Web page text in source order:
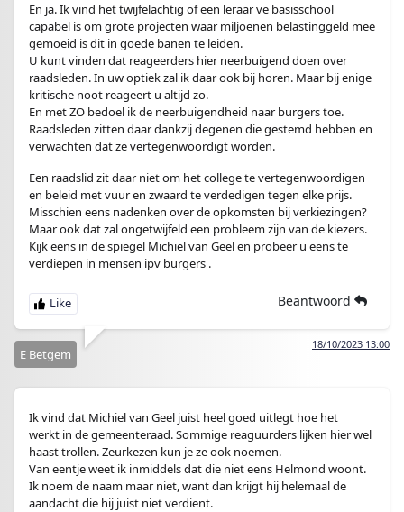
En ja. Ik vind het twijfelachtig of een leraar ve basisschool
capabel is om grote projecten waar miljoenen belastinggeld mee
gemoeid is dit in goede banen te leiden.
U kunt vinden dat reageerders hier neerbuigend doen over
raadsleden. In uw optiek zal ik daar ook bij horen. Maar bij enige
kritische noot reageert u altijd zo.
En met ZO bedoel ik de neerbuigendheid naar burgers toe.
Raadsleden zitten daar dankzij degenen die gestemd hebben en
verwachten dat ze vertegenwoordigt worden.
Een raadslid zit daar niet om het college te vertegenwoordigen
en beleid met vuur en zwaard te verdedigen tegen elke prijs.
Misschien eens nadenken over de opkomsten bij verkiezingen?
Maar ook dat zal ongetwijfeld een probleem zijn van de kiezers.
Kijk eens in de spiegel Michiel van Geel en probeer u eens te
verdiepen in mensen ipv burgers .
Beantwoord
18/10/2023 13:00
E Betgem
Ik vind dat Michiel van Geel juist heel goed uitlegt hoe het
werkt in de gemeenteraad. Sommige reaguurders lijken hier wel
haast trollen. Zeurkezen kun je ze ook noemen.
Van eentje weet ik inmiddels dat die niet eens Helmond woont.
Ik noem de naam maar niet, want dan krijgt hij helemaal de
aandacht die hij juist niet verdient.